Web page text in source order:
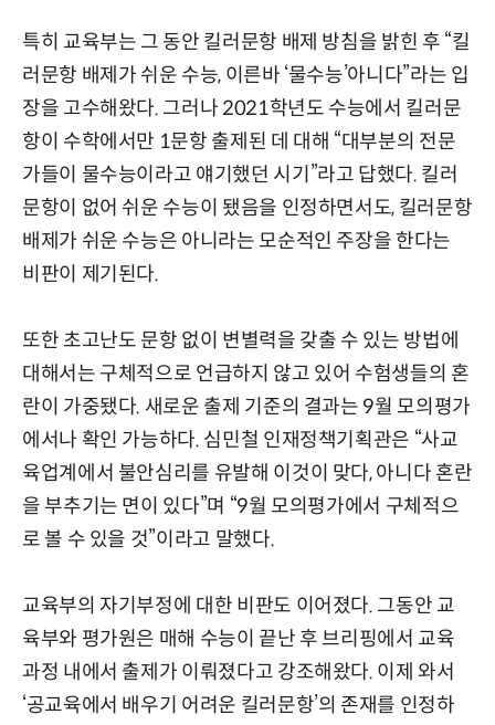
특히 교육부는 그 동안 킬러문항 배제 방침을 밝힌 후 “킬
러문항 배제가 쉬운 수능, 이른바 ‘물수능’아니다”라는 입
장을 고수해왔다. 그러나 2021학년도 수능에서 킬러문
항이 수학에서만 1문항 출제된 데 대해 “대부분의 전문
가들이 물수능이라고 얘기했던 시기”라고 답했다. 킬러
문항이 없어 쉬운 수능이 됐음을 인정하면서도, 킬러문항
배제가 쉬운 수능은 아니라는 모순적인 주장을 한다는
비판이 제기된다.
또한 초고난도 문항 없이 변별력을 갖출 수 있는 방법에
대해서는 구체적으로 언급하지 않고 있어 수험생들의 혼
란이 가중됐다. 새로운 출제 기준의 결과는 9월 모의평가
에서나 확인 가능하다. 심민철 인재정책기획관은 “사교
육업계에서 불안심리를 유발해 이것이 맞다, 아니다 혼란
을 부추기는 면이 있다”며 “9월 모의평가에서 구체적으
로 볼 수 있을 것”이라고 말했다.
교육부의 자기부정에 대한 비판도 이어졌다. 그동안 교
육부와 평가원은 매해 수능이 끝난 후 브리핑에서 교육
과정 내에서 출제가 이뤄졌다고 강조해왔다. 이제 와서
‘공교육에서 배우기 어려운 킬러문항’의 존재를 인정하